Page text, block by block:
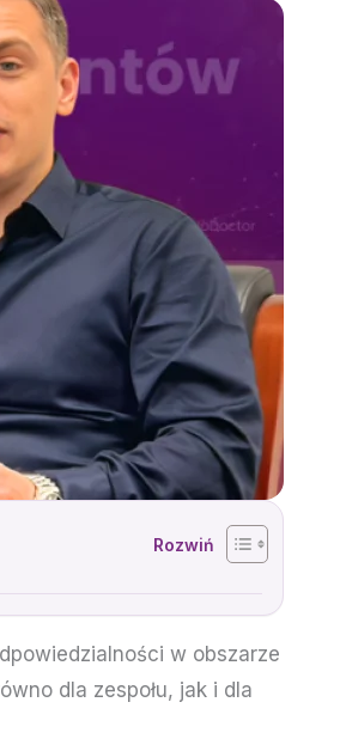
w obszarze
dla zespołu, jak i dla